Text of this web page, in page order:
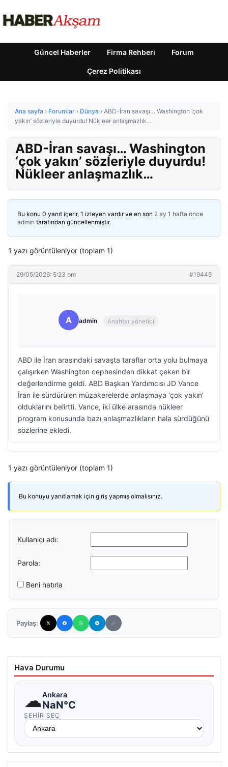
Güncel Haberler Firma Rehberi Forum
Çerez Politikası
Ana sayfa › Forumlar › Dünya › ABD-İran savaşı… Washington ‘çok
yakın’ sözleriyle duyurdu! Nükleer anlaşmazlık…
ABD-İran savaşı… Washington
‘çok yakın’ sözleriyle duyurdu!
Nükleer anlaşmazlık…
Bu konu 0 yanıt içerir, 1 izleyen vardır ve en son 2 ay 1 hafta önce
admin tarafından güncellenmiştir.
1 yazı görüntüleniyor (toplam 1)
29/05/2026: 5:23 pm #19445
A admin Anahtar yönetici
ABD ile İran arasındaki savaşta taraflar orta yolu bulmaya
çalışırken Washington cephesinden dikkat çeken bir
değerlendirme geldi. ABD Başkan Yardımcısı JD Vance
İran ile sürdürülen müzakerelerde anlaşmaya ‘çok yakın’
olduklarını belirtti. Vance, iki ülke arasında nükleer
program konusunda bazı anlaşmazlıkların hala sürdüğünü
sözlerine ekledi.
1 yazı görüntüleniyor (toplam 1)
Bu konuyu yanıtlamak için giriş yapmış olmalısınız.
Kullanıcı adı:
Parola:
Beni hatırla
Paylaş:
Hava Durumu
☁Ankara
NaN°C
ŞEHIR SEÇ